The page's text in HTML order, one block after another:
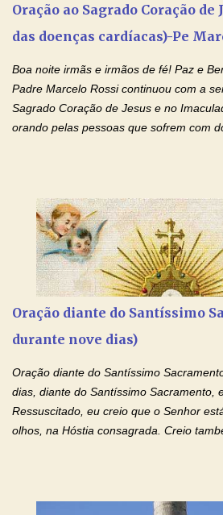
se encontram encarcerados em um
droga. Senhor, Pai Poderoso e cheio de
drogas, c...
Oração ao Sagrado Coração de
das doenças cardíacas)-Pe
Boa noite irmãs e irmãos de fé! Paz e
Padre Marcelo Rossi continuou com a
Sagrado Coração de Jesus e no
orando pelas pessoas que sofrem com
esta abençoada semana de orações no
Momento de Fé, vamos juntos formar
orações com o Padre Marcelo. Não
tenha fé, creia firmemente e ore
Kairós aconteça em sua vida. Fique no
no Amor Materno de Nossa Senhora.
Mensagem do Padre Marcelo Rossi por
quarta feira, vamos orar pelas pessoas
IMACULADO CORAÇÃO DE MAR...
Oração diante do Santíssimo
durante nove dias)
Oração diante do Santíssimo
dias, diante do Santíssimo Sacramento,
Ressuscitado, eu creio que o Senhor
olhos, na Hóstia consagrada. Creio
creio, Jesus, e clamo que este Sangue